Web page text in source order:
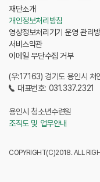
(우:17163) 경기도 용인시
대표번호: 031.337.2321
용인시 청소년수련원
조직도 및 업무안내
COPYRIGHT(C)2018. ALL
재단소개
개인정보처리방침
영상정보처리기기 운영 관리
서비스약관
이메일 무단수집 거부